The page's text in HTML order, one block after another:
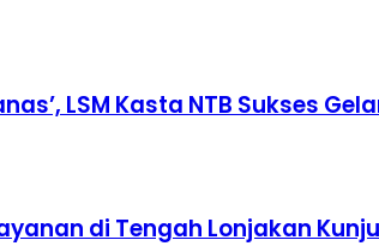
LSM Kasta NTB Sukses
di Tengah Lonjakan